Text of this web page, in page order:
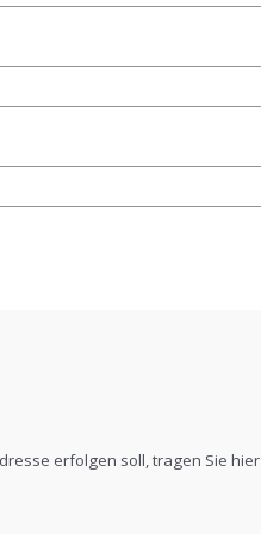
erfolgen soll, tragen Sie hier